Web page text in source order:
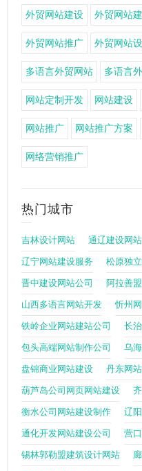
外贸网站建设 外贸网站
外贸网站推广 外贸网站
多语言外贸网站 多语言
网站定制开发 网站建设
网站推广 网站推广方案
网络营销推广
热门城市
吉林设计网站 通辽建设网站
辽宁网站建设服务 松原独
晋中建设网站公司 阿拉善
山西多语言网站开发 忻州
铁岭企业网站建站公司 长
包头高端网站制作公司 乌
盘锦商业网站建设 丹东网
葫芦岛公司网页网站建设
衡水公司网站建设制作 辽
通化开发网站建设公司 营
锡林郭勒盟建筑设计网站